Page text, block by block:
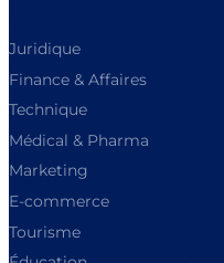
Juridique
Finance & Affaires
Technique
Médical & Pharma
Marketing
E-commerce
Tourisme